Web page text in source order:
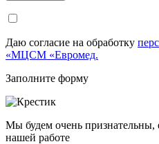
Даю согласие на обработку
«МЦСМ «Евромед.
Заполните форму
Мы будем очень признательны,
нашей работе